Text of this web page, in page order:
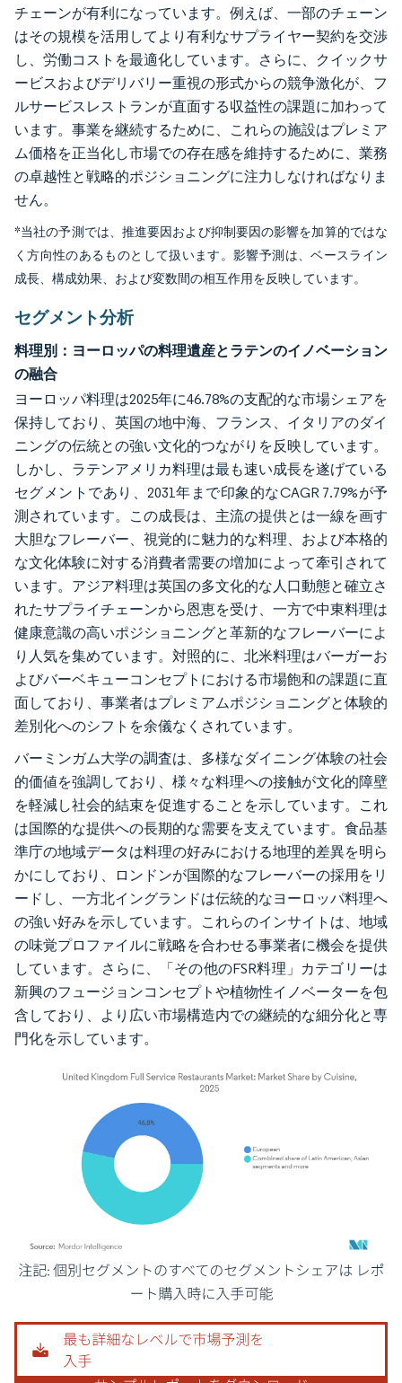
チェーンが有利になっています。例えば、一部のチェーン
はその規模を活用してより有利なサプライヤー契約を交渉
し、労働コストを最適化しています。さらに、クイックサ
ービスおよびデリバリー重視の形式からの競争激化が、フ
ルサービスレストランが直面する収益性の課題に加わって
います。事業を継続するために、これらの施設はプレミア
ム価格を正当化し市場での存在感を維持するために、業務
の卓越性と戦略的ポジショニングに注力しなければなりま
せん。
*当社の予測では、推進要因および抑制要因の影響を加算的ではな
く方向性のあるものとして扱います。影響予測は、ベースライン
成長、構成効果、および変数間の相互作用を反映しています。
セグメント分析
料理別：ヨーロッパの料理遺産とラテンのイノベーション
の融合
ヨーロッパ料理は2025年に46.78%の支配的な市場シェアを
保持しており、英国の地中海、フランス、イタリアのダイ
ニングの伝統との強い文化的つながりを反映しています。
しかし、ラテンアメリカ料理は最も速い成長を遂げている
セグメントであり、2031年まで印象的なCAGR 7.79%が予
測されています。この成長は、主流の提供とは一線を画す
大胆なフレーバー、視覚的に魅力的な料理、および本格的
な文化体験に対する消費者需要の増加によって牽引されて
います。アジア料理は英国の多文化的な人口動態と確立さ
れたサプライチェーンから恩恵を受け、一方で中東料理は
健康意識の高いポジショニングと革新的なフレーバーによ
り人気を集めています。対照的に、北米料理はバーガーお
よびバーベキューコンセプトにおける市場飽和の課題に直
面しており、事業者はプレミアムポジショニングと体験的
差別化へのシフトを余儀なくされています。
バーミンガム大学の調査は、多様なダイニング体験の社会
的価値を強調しており、様々な料理への接触が文化的障壁
を軽減し社会的結束を促進することを示しています。これ
は国際的な提供への長期的な需要を支えています。食品基
準庁の地域データは料理の好みにおける地理的差異を明ら
かにしており、ロンドンが国際的なフレーバーの採用をリ
ードし、一方北イングランドは伝統的なヨーロッパ料理へ
の強い好みを示しています。これらのインサイトは、地域
の味覚プロファイルに戦略を合わせる事業者に機会を提供
しています。さらに、「その他のFSR料理」カテゴリーは
新興のフュージョンコンセプトや植物性イノベーターを包
含しており、より広い市場構造内での継続的な細分化と専
門化を示しています。
画像 © Mordor Intelligence。再利用にはCC BY 4.0の表示が必要です。